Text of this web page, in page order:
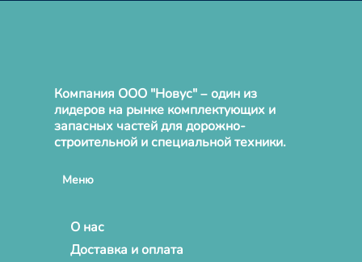
Компания ООО "Новус" – один из
лидеров на рынке комплектующих и
запасных частей для дорожно-
строительной и специальной техники.
Меню
О нас
Доставка и оплата